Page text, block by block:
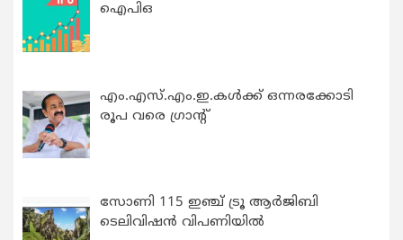
ഐപിഒ
എം.എസ്.എം.ഇ.കൾക്ക് ഒന്നരക്കോടി
രൂപ വരെ ഗ്രാന്റ്
സോണി 115 ഇഞ്ച് ട്രൂ ആർജിബി
ടെലിവിഷൻ വിപണിയിൽ